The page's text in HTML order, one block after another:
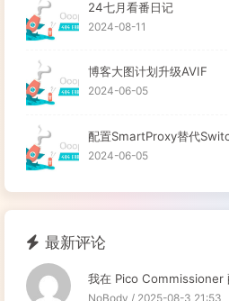
24七月看番日记
2024-08-11
博客大图计划升级AVIF
2024-06-05
配置SmartProxy替代
2024-06-05
最新评论
我在 Pico Commissioner
NoBody / 2025-08-3 21:53